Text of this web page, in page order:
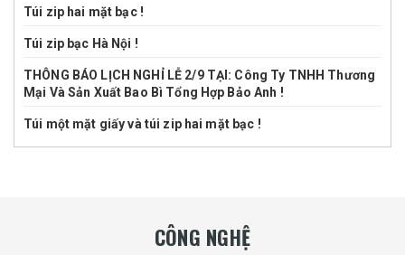
Túi zip hai mặt bạc !
Túi zip bạc Hà Nội !
THÔNG BÁO LỊCH NGHỈ LỄ 2/9 TẠI: Công Ty TNHH Thương
Mại Và Sản Xuất Bao Bì Tổng Hợp Bảo Anh !
Túi một mặt giấy và túi zip hai mặt bạc !
CÔNG NGHỆ